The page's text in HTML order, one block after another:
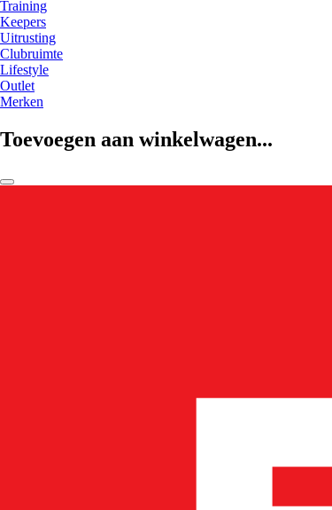
Training
Keepers
Uitrusting
Clubruimte
Lifestyle
Outlet
Merken
Toevoegen aan winkelwagen...